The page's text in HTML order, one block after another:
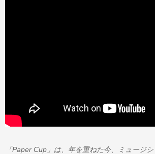
「Paper Cup」は、年を重ねた今、ミュージ